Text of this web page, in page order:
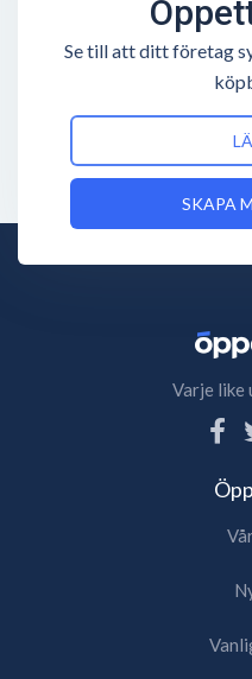
Se till att ditt företag
SKAPA
Varje like